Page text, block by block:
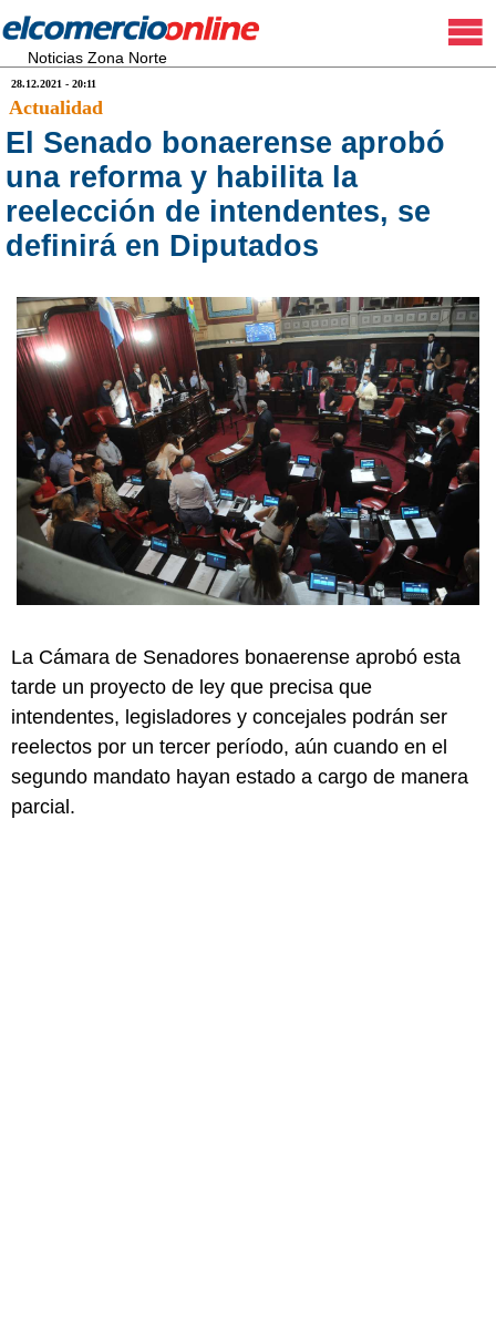
Noticias Zona Norte
28.12.2021 - 20:11
Actualidad
El Senado bonaerense aprobó
una reforma y habilita la
reelección de intendentes, se
definirá en Diputados
La Cámara de Senadores bonaerense aprobó esta
tarde un proyecto de ley que precisa que
intendentes, legisladores y concejales podrán ser
reelectos por un tercer período, aún cuando en el
segundo mandato hayan estado a cargo de manera
parcial.